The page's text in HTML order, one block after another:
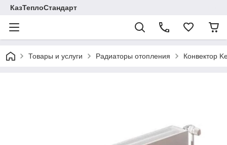
КазТеплоСтандарт
Товары и услуги Радиаторы отопления Конвектор